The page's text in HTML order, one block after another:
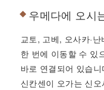
우메다에 오시
교토, 고베, 오사카·
한 번에 이동할 수 있
바로 연결되어 있습
신칸센이 오가는 신